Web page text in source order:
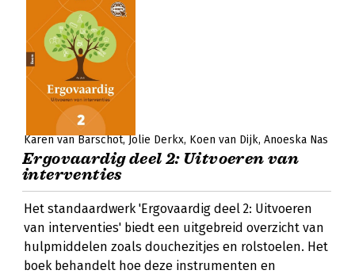
Karen van Barschot Jolie Derkx Koen van Dijk Anoeska Nas
Ergovaardig deel 2: Uitvoeren van
interventies
Het standaardwerk 'Ergovaardig deel 2: Uitvoeren
van interventies' biedt een uitgebreid overzicht van
hulpmiddelen zoals douchezitjes en rolstoelen. Het
boek behandelt hoe deze instrumenten en